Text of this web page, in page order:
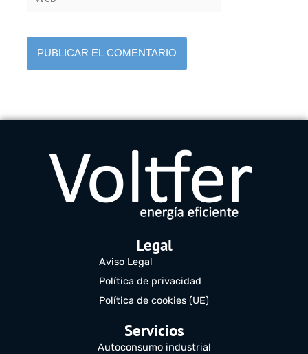
Legal
Aviso Legal
Política de privacidad
Política de cookies (UE)
Servicios
Autoconsumo industrial